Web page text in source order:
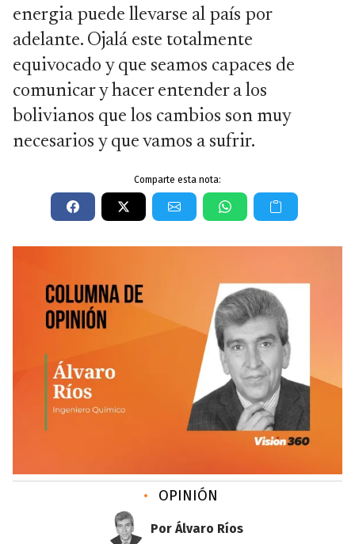
energia puede llevarse al país por
adelante. Ojalá este totalmente
equivocado y que seamos capaces de
comunicar y hacer entender a los
bolivianos que los cambios son muy
necesarios y que vamos a sufrir.
Comparte esta nota:
• OPINIÓN
Por Álvaro Ríos